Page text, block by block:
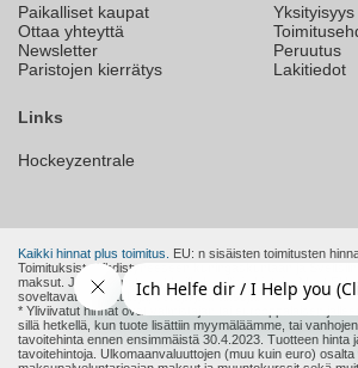
Paikalliset kaupat
Ottaa yhteyttä
Newsletter
Paristojen kierrätys
Yksityisyys
Peruutus
Lakitiedot
Links
Hockeyzentrale
Kaikki hinnat plus toimitus.
EU: n sisäisten toimitusten
Toimituksista Yhdistyneeseen kuningaskuntaan ja
maksut. Joten hinnat ovat heille lopullisia hintoja. Muut EU:
soveltavat muita tulleja, veroja ja maksuja.
* Yliviivatut hinnat ovat valmistajan tai eurooppalaisen
sillä hetkellä, kun tuote lisättiin myymäläämme, tai
tavoitehinta ennen ensimmäistä 30.4.2023. Tuotteen hinta
tavoitehintoja. Ulkomaanvaluuttojen (muu kuin euro)